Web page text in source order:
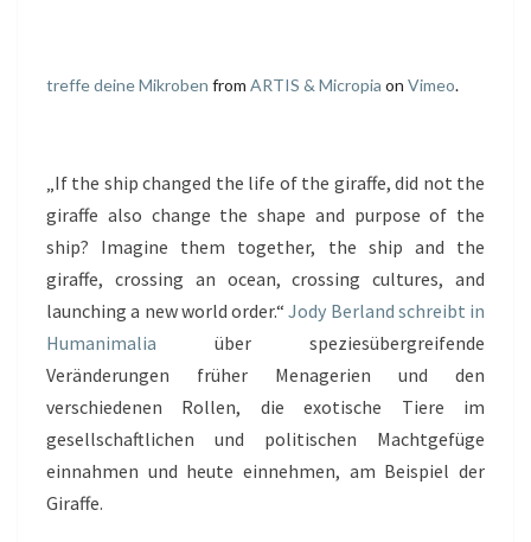
treffe deine Mikroben from ARTIS & Micropia on Vimeo.
„If the ship changed the life of the giraffe, did not the
giraffe also change the shape and purpose of the
ship? Imagine them together, the ship and the
giraffe, crossing an ocean, crossing cultures, and
launching a new world order.“Jody Berland schreibt in
Humanimalia über speziesübergreifende
Veränderungen früher Menagerien und den
verschiedenen Rollen, die exotische Tiere im
gesellschaftlichen und politischen Machtgefüge
einnahmen und heute einnehmen, am Beispiel der
Giraffe.